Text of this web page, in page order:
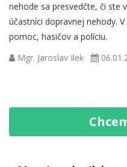
nehode sa presvedčte, či ste
účastníci dopravnej nehody.
pomoc, hasičov a políciu.
Mgr. Jaroslav Ilek